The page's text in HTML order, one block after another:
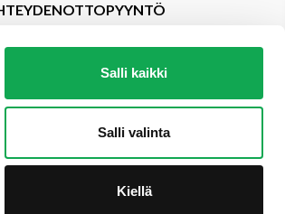
Salli kaikki
Salli valinta
Kiellä